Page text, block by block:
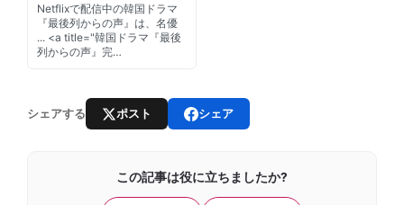
Netflixで配信中の韓国ドラマ
『最後列からの声』は、名優
... <a title="韓国ドラマ『最後
列からの声』完…
シェアする ポスト シェア
この記事は役に立ちましたか?